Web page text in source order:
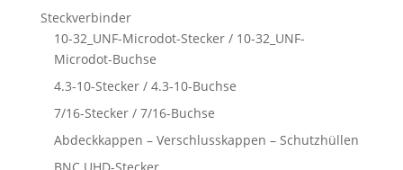
Steckverbinder
10-32_UNF-Microdot-Stecker / 10-32_UNF-
Microdot-Buchse
4.3-10-Stecker / 4.3-10-Buchse
7/16-Stecker / 7/16-Buchse
Abdeckkappen – Verschlusskappen – Schutzhüllen